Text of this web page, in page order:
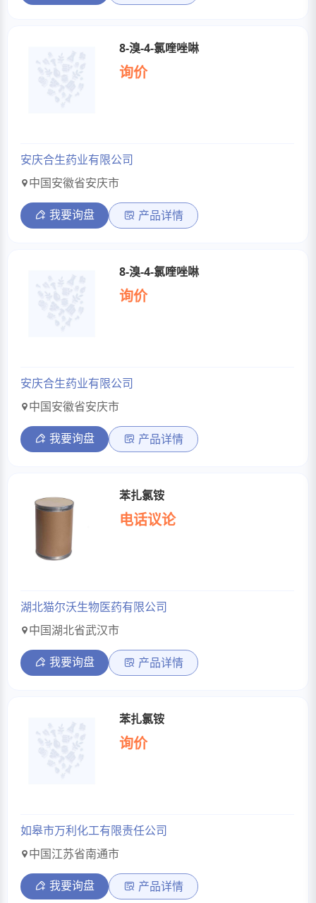
8-溴-4-氯喹唑啉
询价
安庆合生药业有限公司
中国安徽省安庆市
我要询盘 产品详情
8-溴-4-氯喹唑啉
询价
安庆合生药业有限公司
中国安徽省安庆市
我要询盘 产品详情
苯扎氯铵
电话议论
湖北猫尔沃生物医药有限公司
中国湖北省武汉市
我要询盘 产品详情
苯扎氯铵
询价
如皋市万利化工有限责任公司
中国江苏省南通市
我要询盘 产品详情